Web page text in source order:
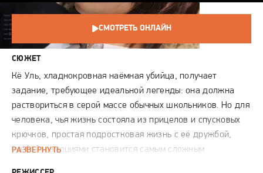
СМОТРЕТЬ ОНЛАЙН
СЮЖЕТ
Кё Уль, хладнокровная наёмная убийца, получает
задание, требующее идеальной легенды: она должна
раствориться в серой массе обычных школьников. Но для
человека, чья жизнь состояла из прицелов и спусковых
крючков, простая подростковая жизнь с её дружбой,
учёбой и эмоциями становится самым сложным
РАЗВЕРНУТЬ